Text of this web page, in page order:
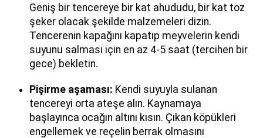
Geniş bir tencereye bir kat ahududu, bir kat toz
şeker olacak şekilde malzemeleri dizin.
Tencerenin kapağını kapatıp meyvelerin kendi
suyunu salması için en az 4-5 saat (tercihen bir
gece) bekletin.
Pişirme aşaması: Kendi suyuyla sulanan
tencereyi orta ateşe alın. Kaynamaya
başlayınca ocağın altını kısın. Çıkan köpükleri
engellemek ve reçelin berrak olmasını